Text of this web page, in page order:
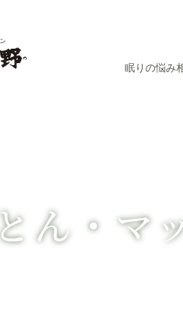
眠りの悩み
ん・マ